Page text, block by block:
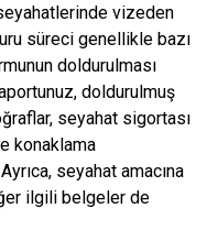
vizeden
süreci genellikle bazı
doldurulması
doldurulmuş
seyahat sigortası
konaklama
seyahat amacına
ilgili belgeler de